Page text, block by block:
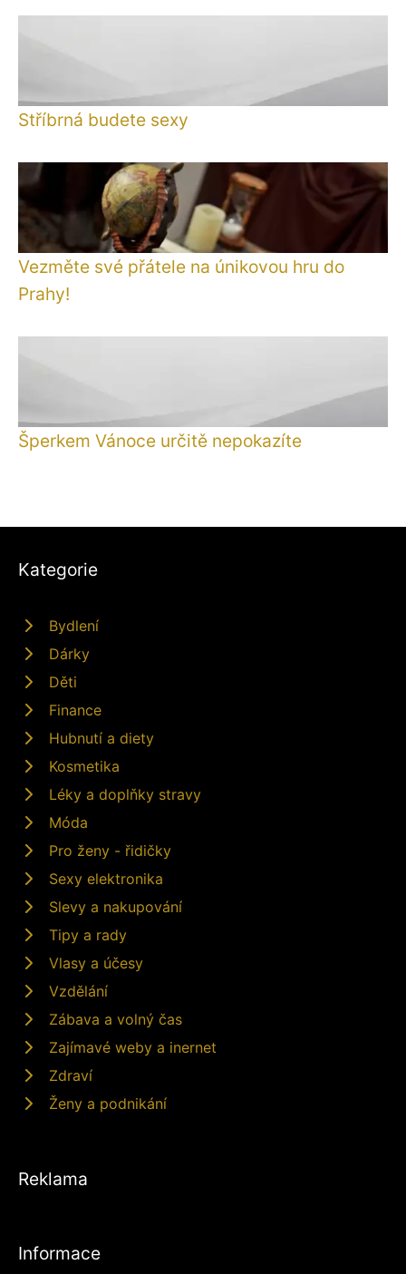
Stříbrná budete sexy
Vezměte své přátele na únikovou hru do
Prahy!
Šperkem Vánoce určitě nepokazíte
Kategorie
Bydlení
Dárky
Děti
Finance
Hubnutí a diety
Kosmetika
Léky a doplňky stravy
Móda
Pro ženy - řidičky
Sexy elektronika
Slevy a nakupování
Tipy a rady
Vlasy a účesy
Vzdělání
Zábava a volný čas
Zajímavé weby a inernet
Zdraví
Ženy a podnikání
Reklama
Informace